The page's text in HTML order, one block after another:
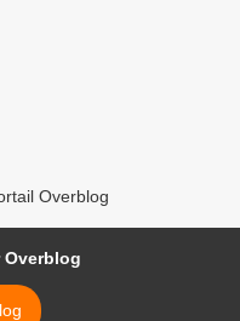
Overblog
Overblog